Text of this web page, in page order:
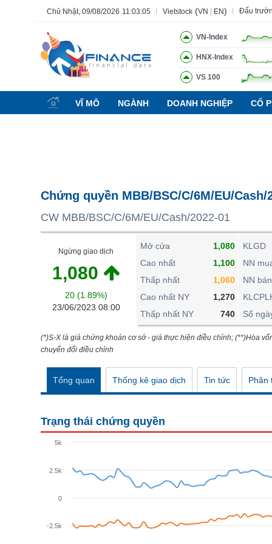
Chủ Nhật, 09/08/2026 11:03:06 Vietstock (VN EN) Đấu
VN-Index
HNX-Index
VS 100
VĨ MÔ NGÀNH DOANH NGHIỆP CỔ
Chứng quyền MBB/BSC/C/6M/EU/Cash/
CW MBB/BSC/C/6M/EU/Cash/2022-01
Ngừng giao dịch
1,080
20 (1.89%)
23/06/2023 08:00
Mở cửa
1,080
Cao nhất
1,100
Thấp nhất
1,060
Cao nhất NY
1,270
Thấp nhất NY
740
KLGD
NN
NN bán
Số
(*)S-X là giá chứng khoán cơ sở - giá thực hiện điều chỉnh; (**)Hòa
chuyển đổi điều chỉnh
Tổng quan Thống kê giao dịch Tin tức Phân
Trạng thái chứng quyền
-2.5k
0
2.5k
5k
Tính năng Ngành Mã chứng khoán Lãnh
BẤT ĐỘNG SẢN
TÀI CHÍNH
KINH TẾ
THẾ GIỚI
ĐÔNG DƯƠNG
PHÂN TÍCH
VS-SECTOR
NGUYÊN VẬT LIỆU
TIÊU DÙNG KHÔNG THIẾT YẾU
TIÊU DÙNG THIẾT YẾU
CHĂM SÓC SỨC KHỎE